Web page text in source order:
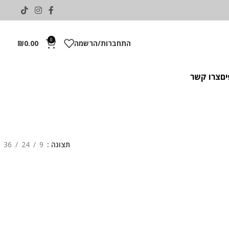
התחברות/הרשמה 0
₪0.00
צרו קשר
תצוגה 9
24
36